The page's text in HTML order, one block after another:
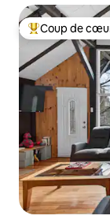
Coups de cœur
Coup de